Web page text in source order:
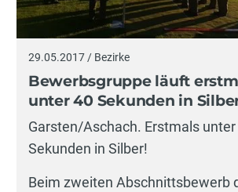
29.05.2017 / Bezirke
Bewerbsgruppe läuft
unter 40 Sekunden in
Garsten/Aschach. Erstmals unter
Sekunden in Silber!
Beim zweiten Abschnittsbewerb